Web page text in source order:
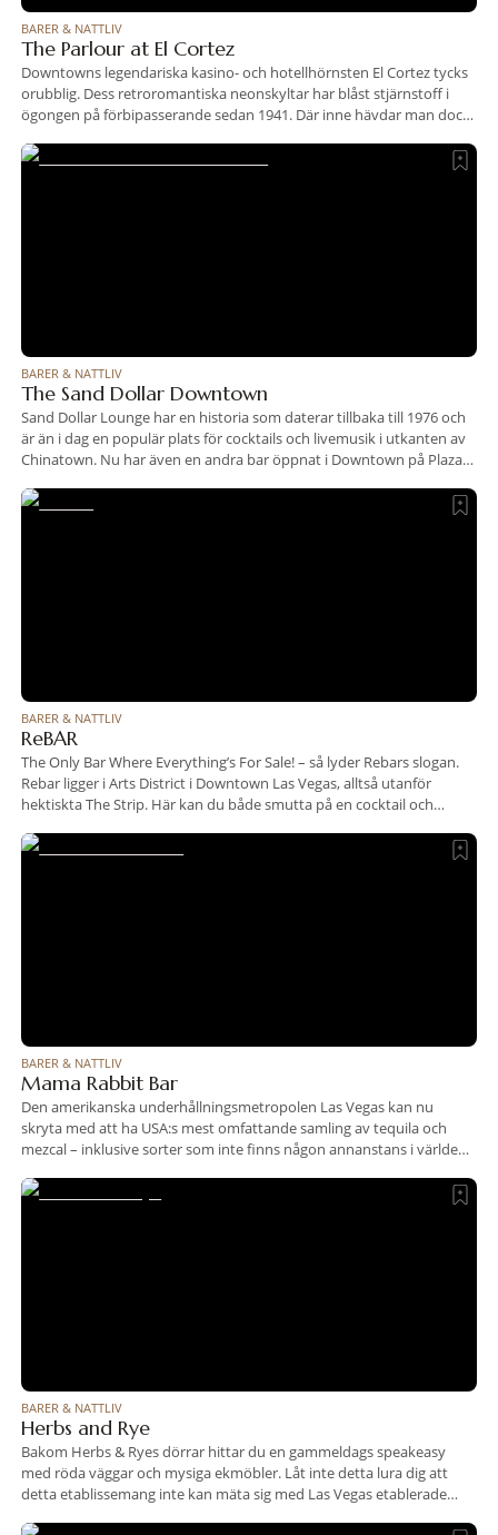
BARER & NATTLIV
The Parlour at El Cortez
Downtowns legendariska kasino- och hotellhörnsten El Cortez tycks
orubblig. Dess retroromantiska neonskyltar har blåst stjärnstoff i
ögongen på förbipasserande sedan 1941. Där inne hävdar man dock
stänga, är att man inte har några hemligheter. Inga gimmicks, inget
BARER & NATTLIV
The Sand Dollar Downtown
Sand Dollar Lounge har en historia som daterar tillbaka till 1976 och
är än i dag en populär plats för cocktails och livemusik i utkanten av
Chinatown. Nu har även en andra bar öppnat i Downtown på Plaza
mindre på blues än originalet, samtidigt som
BARER & NATTLIV
ReBAR
The Only Bar Where Everything’s For Sale! – så lyder Rebars slogan.
Rebar ligger i Arts District i Downtown Las Vegas, alltså utanför
hektiskta The Strip. Här kan du både smutta på en cocktail och
någon av de 50 olika ölsorterna, en smaskig
BARER & NATTLIV
Mama Rabbit Bar
Den amerikanska underhållningsmetropolen Las Vegas kan nu
skryta med att ha USA:s mest omfattande samling av tequila och
mezcal – inklusive sorter som inte finns någon annanstans i världen.
Rabbit Bar, skapad i samarbete med den prisbelönta
BARER & NATTLIV
Herbs and Rye
Bakom Herbs & Ryes dörrar hittar du en gammeldags speakeasy
med röda väggar och mysiga ekmöbler. Låt inte detta lura dig att
detta etablissemang inte kan mäta sig med Las Vegas etablerade